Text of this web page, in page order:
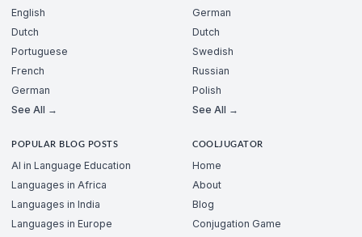
English
Dutch
Portuguese
French
German
See All →
German
Dutch
Swedish
Russian
Polish
See All →
POPULAR BLOG POSTS
AI in Language Education
Languages in Africa
Languages in India
Languages in Europe
COOLJUGATOR
Home
About
Blog
Conjugation Game